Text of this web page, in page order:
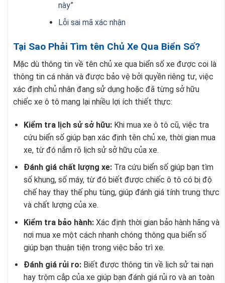
này”
Lỗi sai mã xác nhận
Tại Sao Phải Tìm tên Chủ Xe Qua Biển Số?
Mặc dù thông tin về tên chủ xe qua biển số xe được coi là
thông tin cá nhân và được bảo vệ bởi quyền riêng tư, việc
xác định chủ nhân đang sử dụng hoặc đã từng sở hữu
chiếc xe ô tô mang lại nhiều lợi ích thiết thực:
Kiểm tra lịch sử sở hữu:Khi mua xe ô tô cũ, việc tra
cứu biển số giúp bạn xác định tên chủ xe, thời gian mua
xe, từ đó nắm rõ lịch sử sở hữu của xe.
Đánh giá chất lượng xe:Tra cứu biển số giúp bạn tìm
số khung, số máy, từ đó biết được chiếc ô tô có bị độ
chế hay thay thế phụ tùng, giúp đánh giá tính trung thực
và chất lượng của xe.
Kiểm tra bảo hành:Xác định thời gian bảo hành hãng và
nơi mua xe một cách nhanh chóng thông qua biển số
giúp bạn thuận tiện trong việc bảo trì xe.
Đánh giá rủi ro:Biết được thông tin về lịch sử tai nạn
hay trộm cắp của xe giúp bạn đánh giá rủi ro và an toàn